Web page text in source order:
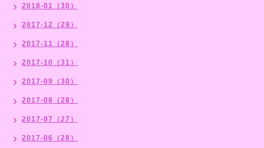
2018-01（30）
2017-12（29）
2017-11（28）
2017-10（31）
2017-09（30）
2017-08（28）
2017-07（27）
2017-06（28）